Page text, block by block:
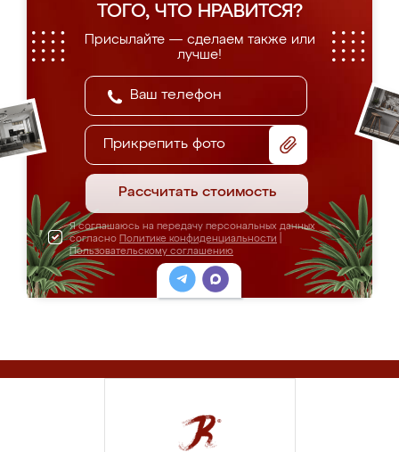
ТОГО, ЧТО НРАВИТСЯ?
Присылайте — сделаем также или
лучше!
Прикрепить фото
Рассчитать стоимость
Я соглашаюсь на передачу персональных данных
согласно Политике конфиденциальности
Пользовательскому соглашению